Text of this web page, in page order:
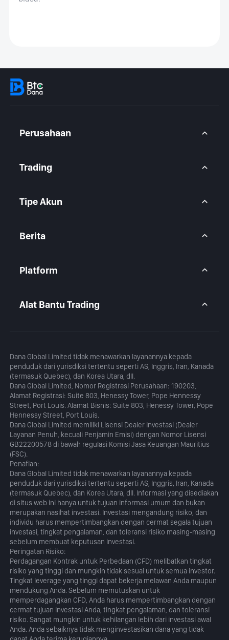
Perusahaan
Hubungi kami
FAQ
Trading
CFD Logam
Tipe Akun
Akun Standar
Berita
Artikel
Blog
Platform
Aplikasi MetaTrader 5
Alat Bantu Trading
Dana Global Limited tidak menawarkan layanannya kepada
penduduk dari yurisdiksi tertentu seperti AS, Inggris, Iran, Kanada
(termasuk Quebec), dan Korea Utara, dll.
Dana Global Limited, Nomor Registrasi Perusahaan: 190203,
Alamat Registrasi: Suite 803, Henessy Tower, Pope Hennessy
Street, Port Louis. Alamat Bisnis: Suite 803, Henessy Tower, Pope
Hennessy Street, Port Louis.
Dana Global Limited memiliki Lisensi Dealer Investasi (Dealer
Layanan Penuh, kecuali Penjamin Emisi) dengan Nomor Lisensi
GB22200578 di bawah regulasi Komisi Jasa Keuangan Mauritius
(FSC).
Penafian:
Dana Global Limited tidak menawarkan layanannya kepada
penduduk dari yurisdiksi tertentu seperti AS, Inggris, Iran, Kanada
(termasuk Quebec), dan Korea Utara, dll. Informasi yang disediakan
di situs web ini hanya untuk tujuan informasi umum dan bukan
merupakan nasihat investasi. Investasi mengandung risiko, dan
individu harus mempertimbangkan dengan cermat segala tujuan
investasi, tingkat pengalaman, dan toleransi risiko masing-masing
sebelum membuat keputusan investasi.
Peringatan Risiko:
Perdagangan Kontrak untuk Perbedaan (CFD) melibatkan tingkat
risiko yang tinggi dan mungkin tidak sesuai untuk semua investor.
Tingkat leverage yang tinggi dapat bekerja melawan Anda maupun
mendukung Anda. Sebelum memutuskan untuk
memperdagangkan CFD, Anda harus mempertimbangkan dengan
cermat tujuan investasi Anda, tingkat pengalaman, dan toleransi
risiko. Sangat mungkin untuk kehilangan lebih dari investasi awal
Anda. Anda sebaiknya tidak menginvestasikan dana yang tidak